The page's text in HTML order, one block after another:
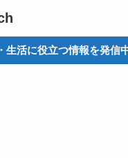
活に役立つ情報を発信中